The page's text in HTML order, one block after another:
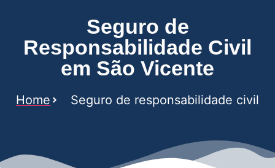
Seguro de
Responsabilidade Civil
em São Vicente
Home Seguro de responsabilidade civil